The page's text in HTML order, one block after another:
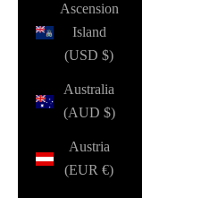
Ascension
Island
(USD $)
Australia
(AUD $)
Austria
(EUR €)